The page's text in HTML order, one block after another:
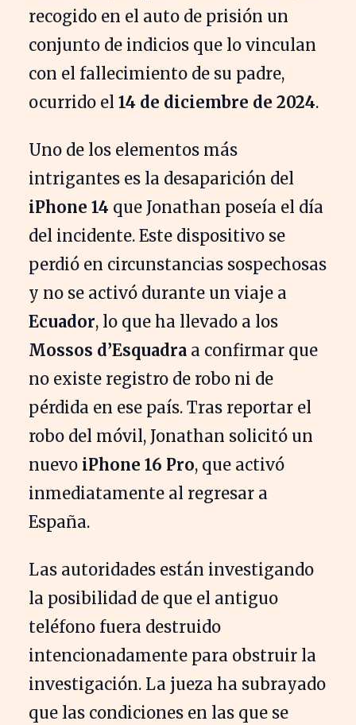
recogido en el auto de prisión un
conjunto de indicios que lo vinculan
con el fallecimiento de su padre,
ocurrido el 14 de diciembre de 2024.
Uno de los elementos más
intrigantes es la desaparición del
iPhone 14 que Jonathan poseía el día
del incidente. Este dispositivo se
perdió en circunstancias sospechosas
y no se activó durante un viaje a
Ecuador, lo que ha llevado a los
Mossos d’Esquadra a confirmar que
no existe registro de robo ni de
pérdida en ese país. Tras reportar el
robo del móvil, Jonathan solicitó un
nuevo iPhone 16 Pro, que activó
inmediatamente al regresar a
España.
Las autoridades están investigando
la posibilidad de que el antiguo
teléfono fuera destruido
intencionadamente para obstruir la
investigación. La jueza ha subrayado
que las condiciones en las que se